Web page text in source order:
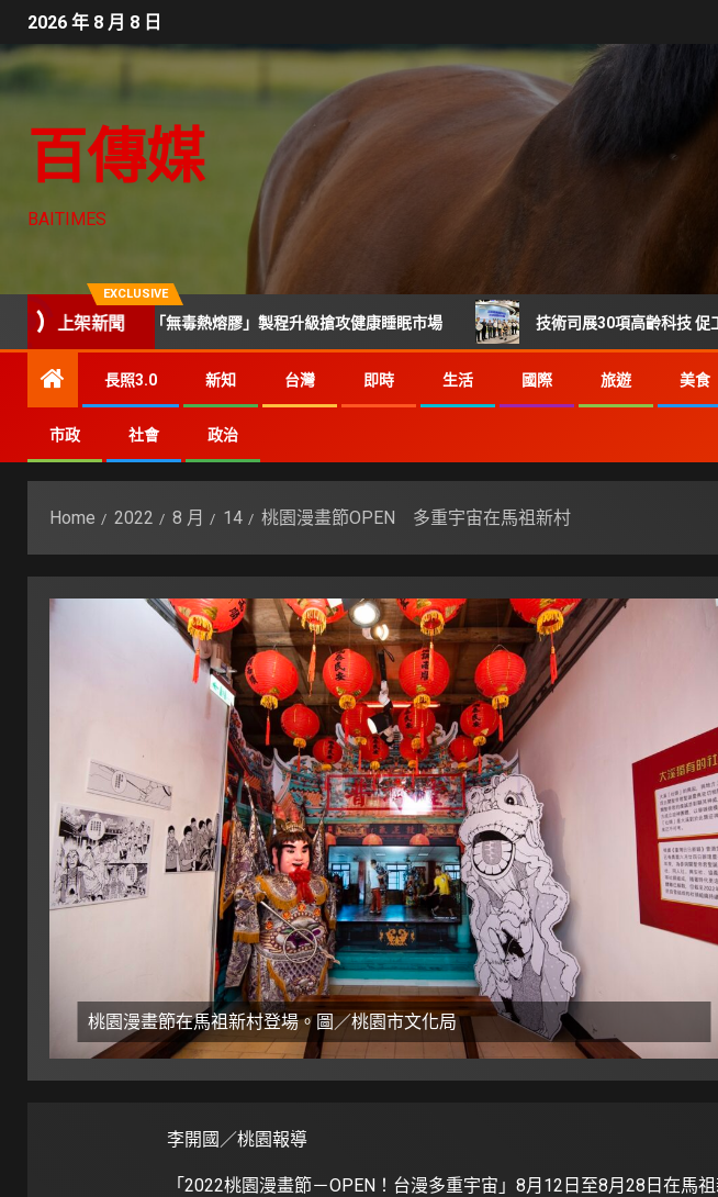
2026 年 8 月 8 日
百傳媒
BAITIMES
EXCLUSIVE
上架新聞
軟硬度「無毒熱熔膠」製程升級搶攻健康睡眠市場 技術司展30項高齡科技 促工研院與泰陞
長照3.0 新知 台灣 即時 生活 國際 旅遊 美食
市政 社會 政治
Home 2022 8 月 14 桃園漫畫節OPEN 多重宇宙在馬祖新村
桃園漫畫節在馬祖新村登場。圖／桃園市文化局
李開國／桃園報導
「2022桃園漫畫節－OPEN！台漫多重宇宙」8月12日至8月28日在馬